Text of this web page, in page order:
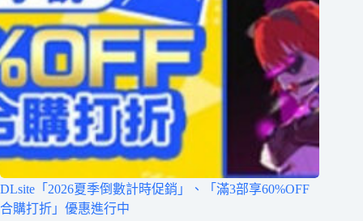
DLsite「2026夏季倒數計時促銷」、「滿3部享60%OFF
合購打折」優惠進行中